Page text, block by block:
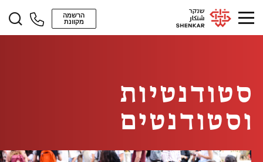
הרשמה
מקוונת
סטודנטיות
וסטודנטים